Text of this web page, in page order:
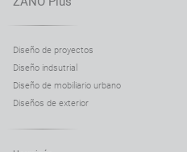
Diseño de proyectos
Diseño indsutrial
Diseño de mobiliario urbano
Diseños de exterior